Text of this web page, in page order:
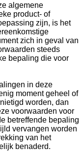
algemene
product- of
zijn, is het
zich in geval van
steeds
bepaling die voor
in deze
moment geheel of
worden, dan
voorwaarden voor
betreffende bepaling
vervangen worden
van het
benaderd.